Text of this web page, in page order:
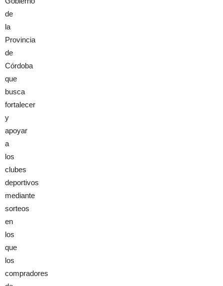
de
la
Provincia
de
Córdoba
que
busca
fortalecer
y
apoyar
a
los
clubes
deportivos
mediante
sorteos
en
los
que
los
compradores